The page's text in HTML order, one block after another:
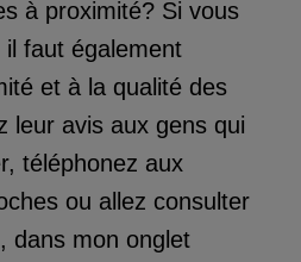
à proximité? Si vous
faut également
et à la qualité des
leur avis aux gens qui
téléphonez aux
ou allez consulter
dans mon onglet